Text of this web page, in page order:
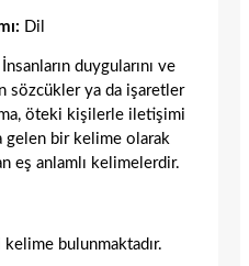
Dil
İnsanların duygularını ve
sözcükler ya da işaretler
öteki kişilerle iletişimi
gelen bir kelime olarak
eş anlamlı kelimelerdir.
kelime bulunmaktadır.